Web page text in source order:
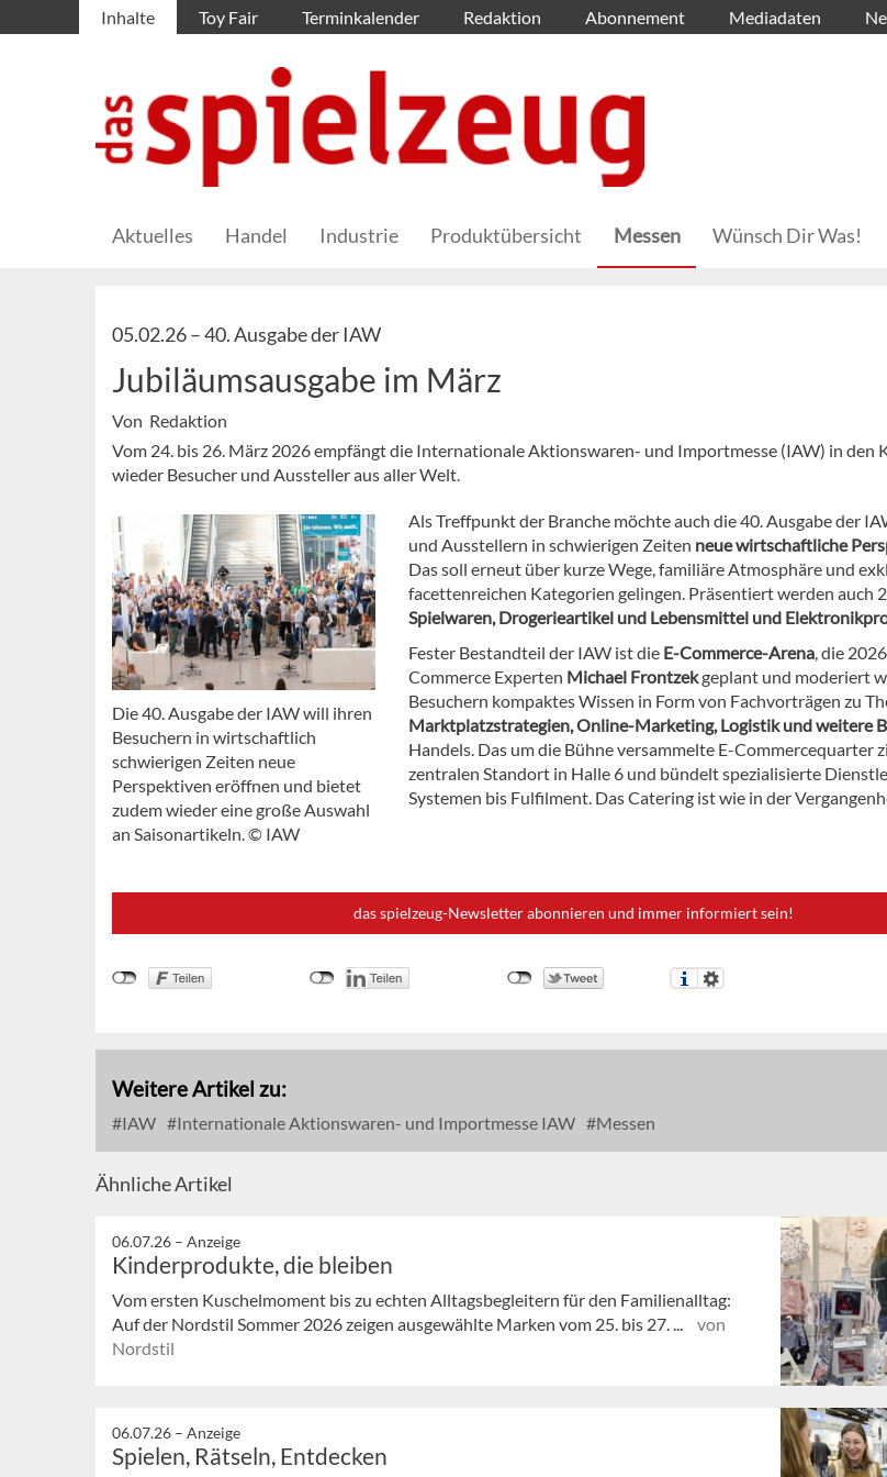
Inhalte Toy Fair Terminkalender Redaktion Abonnement Mediadaten
Aktuelles Handel Industrie Produktübersicht Messen Wünsch Dir Was!
05.02.26 –40. Ausgabe der IAW
Jubiläumsausgabe im März
Von Redaktion
Vom 24. bis 26. März 2026 empfängt die Internationale Aktionswaren- und Importmesse (IAW) in den
wieder Besucher und Aussteller aus aller Welt.
Die 40. Ausgabe der IAW will ihren
Besuchern in wirtschaftlich
schwierigen Zeiten neue
Perspektiven eröffnen und bietet
zudem wieder eine große Auswahl
an Saisonartikeln. © IAW
Als Treffpunkt der Branche möchte auch die 40. Ausgabe der
und Ausstellern in schwierigen Zeiten neue wirtschaftliche
Das soll erneut über kurze Wege, familiäre Atmosphäre und
facettenreichen Kategorien gelingen. Präsentiert werden auch
Spielwaren, Drogerieartikel und Lebensmittel und
Fester Bestandteil der IAW ist die E-Commerce-Arena, die
Commerce Experten Michael Frontzekgeplant und moderiert
Besuchern kompaktes Wissen in Form von Fachvorträgen zu
Marktplatzstrategien, Online-Marketing, Logistik und weitere
Handels. Das um die Bühne versammelte E-Commercequarter
zentralen Standort in Halle 6 und bündelt spezialisierte
Systemen bis Fulfilment. Das Catering ist wie in der
das spielzeug-Newsletter abonnieren und immer informiert sein!
Weitere Artikel zu:
IAW Internationale Aktionswaren- und Importmesse IAW Messen
Ähnliche Artikel
06.07.26 – Anzeige
Kinderprodukte, die bleiben
Vom ersten Kuschelmoment bis zu echten Alltagsbegleitern für den Familienalltag:
Auf der Nordstil Sommer 2026 zeigen ausgewählte Marken vom 25. bis 27. ...
von
Nordstil
06.07.26 – Anzeige
Spielen, Rätseln, Entdecken